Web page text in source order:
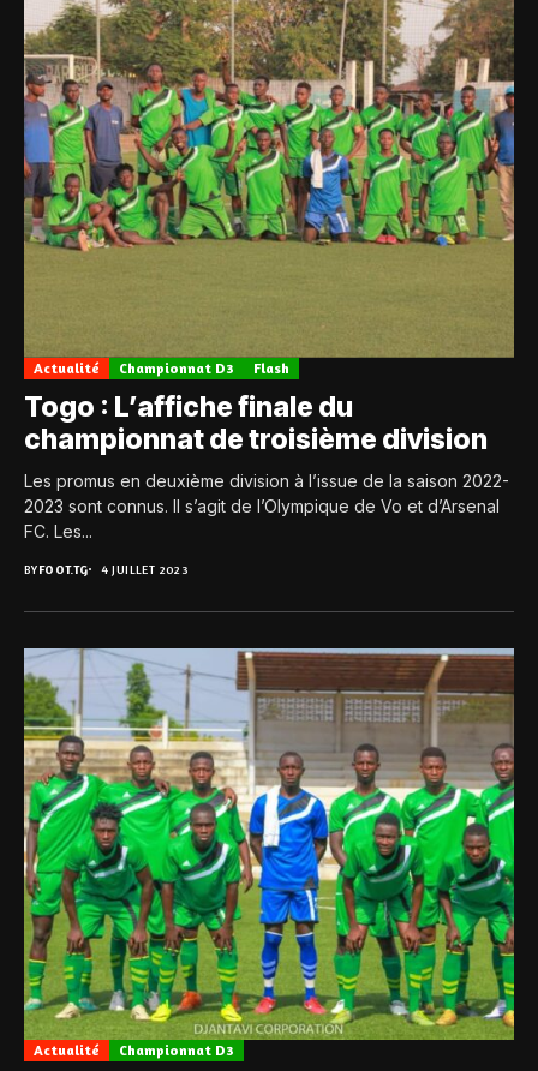
Actualité Championnat D3 Flash
Togo : L’affiche finale du
championnat de troisième division
Les promus en deuxième division à l’issue de la saison 2022-
2023 sont connus. Il s’agit de l’Olympique de Vo et d’Arsenal
FC. Les...
BYFOOT.TG 4 JUILLET 2023
Actualité Championnat D3